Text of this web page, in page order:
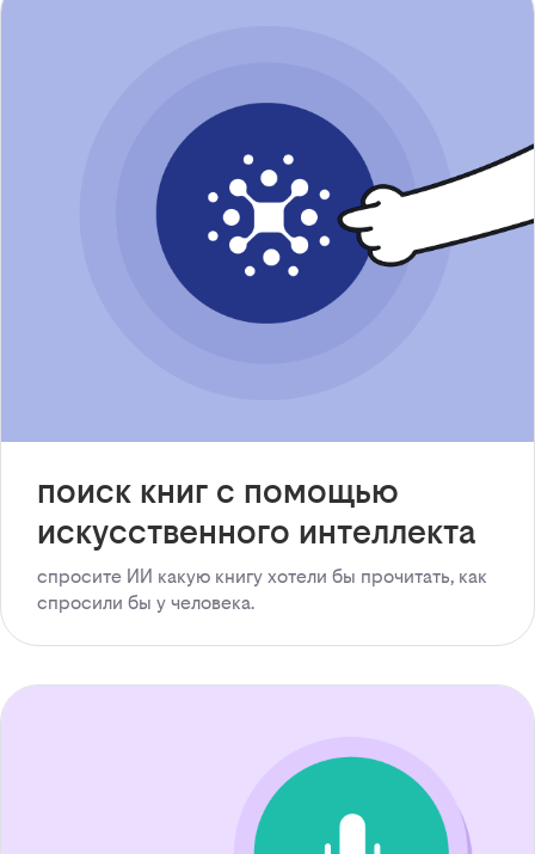
поиск книг с помощью
искусственного интеллекта
спросите ИИ какую книгу хотели бы прочитать, как
спросили бы у человека.